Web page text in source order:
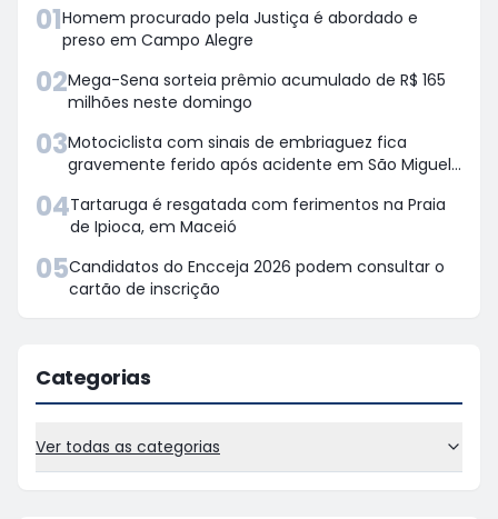
01Homem procurado pela Justiça é abordado e
preso em Campo Alegre
02Mega-Sena sorteia prêmio acumulado de R$ 165
milhões neste domingo
03Motociclista com sinais de embriaguez fica
gravemente ferido após acidente em São Miguel
04Tartaruga é resgatada com ferimentos na Praia
de Ipioca, em Maceió
05Candidatos do Encceja 2026 podem consultar o
cartão de inscrição
Categorias
Ver todas as categorias